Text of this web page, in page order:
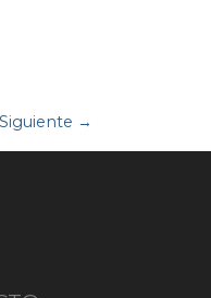
Siguiente →